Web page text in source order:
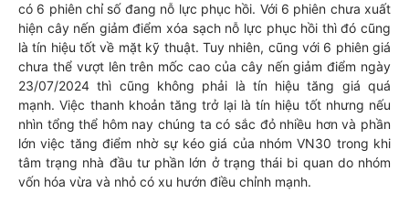
có 6 phiên chỉ số đang nỗ lực phục hồi. Với 6 phiên chưa xuất
hiện cây nến giảm điểm xóa sạch nỗ lực phục hồi thì đó cũng
là tín hiệu tốt về mặt kỹ thuật. Tuy nhiên, cũng với 6 phiên giá
chưa thể vượt lên trên mốc cao của cây nến giảm điểm ngày
23/07/2024 thì cũng không phải là tín hiệu tăng giá quá
mạnh. Việc thanh khoản tăng trở lại là tín hiệu tốt nhưng nếu
nhìn tổng thể hôm nay chúng ta có sắc đỏ nhiều hơn và phần
lớn việc tăng điểm nhờ sự kéo giá của nhóm VN30 trong khi
tâm trạng nhà đầu tư phần lớn ở trạng thái bi quan do nhóm
vốn hóa vừa và nhỏ có xu hướn điều chỉnh mạnh.